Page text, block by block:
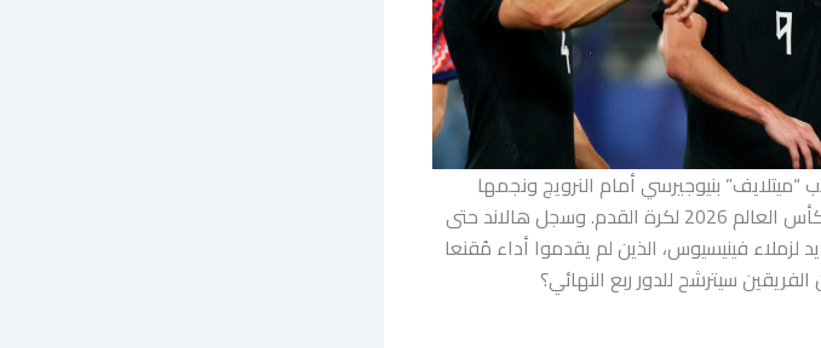
بنيوجيرسي أمام النرويج ونجمها
وهدافها التاريخي إيرلينغ هالاند، في ثمن نهائي كأس العالم 2026 لكرة القدم. وسجل هالاند حتى
فينيسيوس، الذين لم يقدموا أداء مُقنعا